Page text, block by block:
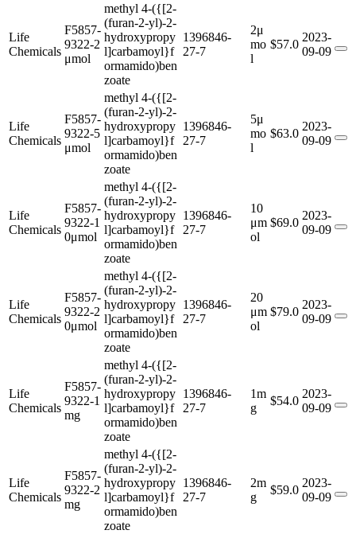
Life
Chemicals
F5857-
9322-2
μmol
methyl 4-({[2-
(furan-2-yl)-2-
hydroxypropy
l]carbamoyl}f
ormamido)ben
zoate
1396846-
27-7
2μ
mo
l
$57.0
2023-
09-09
Life
Chemicals
F5857-
9322-5
μmol
methyl 4-({[2-
(furan-2-yl)-2-
hydroxypropy
l]carbamoyl}f
ormamido)ben
zoate
1396846-
27-7
5μ
mo
l
$63.0
2023-
09-09
Life
Chemicals
F5857-
9322-1
0μmol
methyl 4-({[2-
(furan-2-yl)-2-
hydroxypropy
l]carbamoyl}f
ormamido)ben
zoate
1396846-
27-7
10
μm
ol
$69.0
2023-
09-09
Life
Chemicals
F5857-
9322-2
0μmol
methyl 4-({[2-
(furan-2-yl)-2-
hydroxypropy
l]carbamoyl}f
ormamido)ben
zoate
1396846-
27-7
20
μm
ol
$79.0
2023-
09-09
Life
Chemicals
F5857-
9322-1
mg
methyl 4-({[2-
(furan-2-yl)-2-
hydroxypropy
l]carbamoyl}f
ormamido)ben
zoate
1396846-
27-7
1m
g
$54.0
2023-
09-09
Life
Chemicals
F5857-
9322-2
mg
methyl 4-({[2-
(furan-2-yl)-2-
hydroxypropy
l]carbamoyl}f
ormamido)ben
zoate
1396846-
27-7
2m
g
$59.0
2023-
09-09